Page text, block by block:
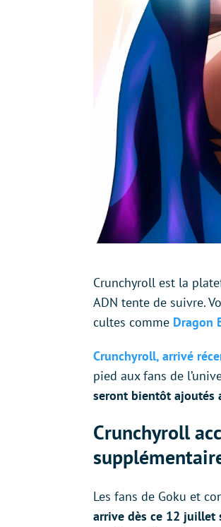
Crunchyroll est la
ADN tente de suivre.
cultes comme Dragon
Crunchyroll, arrivé
pied aux fans de
seront bientôt ajoutés
Crunchyroll
Les fans de Goku et
arrive dès ce 12 juillet